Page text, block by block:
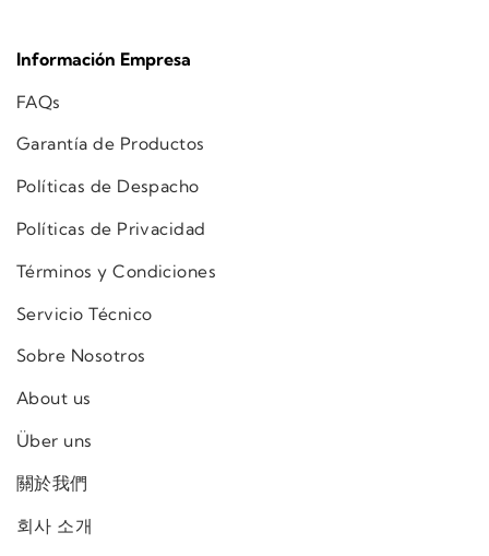
Información Empresa
FAQs
Garantía de Productos
Políticas de Despacho
Políticas de Privacidad
Términos y Condiciones
Servicio Técnico
Sobre Nosotros
About us
Über uns
關於我們
회사 소개